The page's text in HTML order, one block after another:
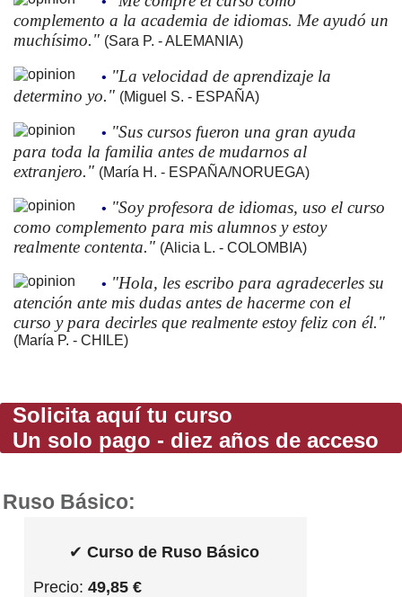
complemento a la academia de idiomas. Me ayudó un
muchísimo." (Sara P. - ALEMANIA)
• "La velocidad de aprendizaje la
determino yo." (Miguel S. - ESPAÑA)
• "Sus cursos fueron una gran ayuda
para toda la familia antes de mudarnos al
extranjero." (María H. - ESPAÑA/NORUEGA)
• "Soy profesora de idiomas, uso el curso
como complemento para mis alumnos y estoy
realmente contenta." (Alicia L. - COLOMBIA)
• "Hola, les escribo para agradecerles su
atención ante mis dudas antes de hacerme con el
curso y para decirles que realmente estoy feliz con él."
(María P. - CHILE)
Solicita aquí tu curso
Un solo pago - diez años de acceso
Ruso Básico:
✔ Curso de Ruso Básico
Precio: 49,85 €